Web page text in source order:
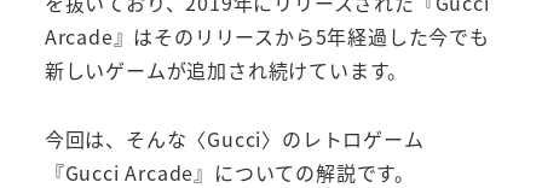
Arcade』はそのリリースから5年経過した今でも
新しいゲームが追加され続けています。
今回は、そんな〈Gucci〉のレトロゲーム
『Gucci Arcade』についての解説です。